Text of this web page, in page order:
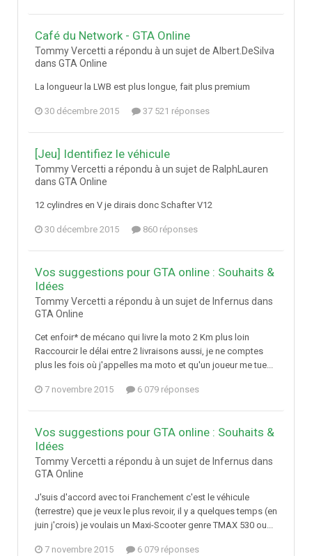
Café du Network - GTA Online
Tommy Vercetti a répondu à un sujet de Albert.DeSilva
dans GTA Online
La longueur la LWB est plus longue, fait plus premium
30 décembre 2015 37 521 réponses
[Jeu] Identifiez le véhicule
Tommy Vercetti a répondu à un sujet de RalphLauren
dans GTA Online
12 cylindres en V je dirais donc Schafter V12
30 décembre 2015 860 réponses
Vos suggestions pour GTA online : Souhaits &
Idées
Tommy Vercetti a répondu à un sujet de Infernus dans
GTA Online
Cet enfoir* de mécano qui livre la moto 2 Km plus loin
Raccourcir le délai entre 2 livraisons aussi, je ne comptes
plus les fois où j'appelles ma moto et qu'un joueur me tue...
7 novembre 2015 6 079 réponses
Vos suggestions pour GTA online : Souhaits &
Idées
Tommy Vercetti a répondu à un sujet de Infernus dans
GTA Online
J'suis d'accord avec toi Franchement c'est le véhicule
(terrestre) que je veux le plus revoir, il y a quelques temps (en
juin j'crois) je voulais un Maxi-Scooter genre TMAX 530 ou...
7 novembre 2015 6 079 réponses